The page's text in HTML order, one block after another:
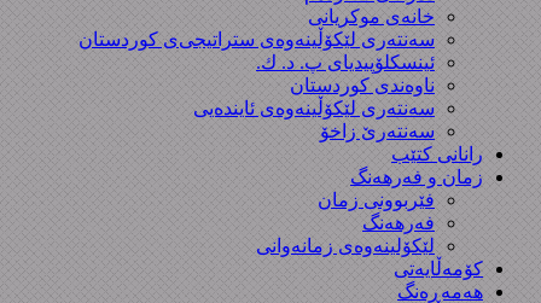
خانەی موکریانی
سەنتەری لێكۆڵینەوەی ستراتیجی‌ی كوردستان
ئینسکلۆپیدیای پ. د. ك.
ناوەندی کوردستان
سەنتەری لێکۆڵینەوەى ئایندەیی
سەنتەرێ زاخۆ
رانانی کتێب
زمان و فەرهەنگ
فێربوونی زمان
فەرهەنگ
لێکۆلینەوەی زمانەوانی
کۆمەڵایەتی
هەمەڕەنگ